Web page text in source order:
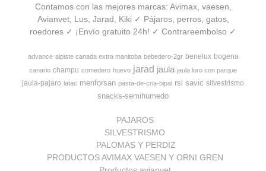
Contamos con las mejores marcas: Avimax, vaesen,
Avianvet, Lus, Jarad, Kiki ✓ Pájaros, perros, gatos,
roedores ✓ ¡Envío gratuito 24h! ✓ Contrareembolso ✓
advance alpiste canada extra manitoba bebedero-2gr benelux bogena
canario champu comedero huevo jarad jaula jaula loro con parque
jaula-pajaro latac menforsan pasta-de-cria-bipal rsl savic silvestrismo
snacks-semihumedo
PAJAROS
SILVESTRISMO
PALOMAS Y PERDIZ
PRODUCTOS AVIMAX VAESEN Y ORNI GREN